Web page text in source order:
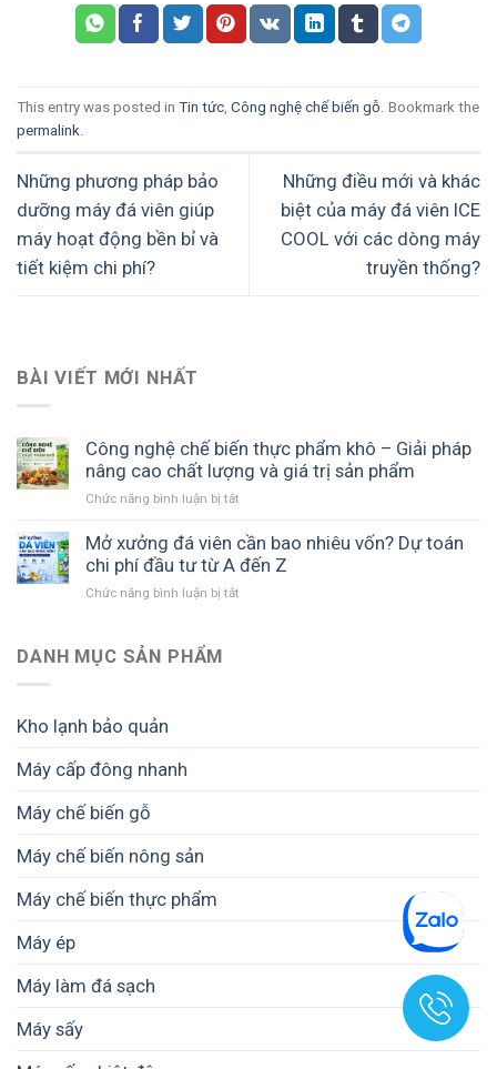
This entry was posted in Tin tức Công nghệ chế biến gỗ . Bookmark the
permalink
Những phương pháp bảo
dưỡng máy đá viên giúp
máy hoạt động bền bỉ và
tiết kiệm chi phí?
Những điều mới và khác
biệt của máy đá viên ICE
COOL với các dòng máy
truyền thống?
BÀI VIẾT MỚI NHẤT
Công nghệ chế biến thực phẩm khô – Giải pháp
nâng cao chất lượng và giá trị sản phẩm
Chức năng bình luận bị tắt
nghệ
chế
biến
Mở xưởng đá viên cần bao nhiêu vốn? Dự toán
chi phí đầu tư từ A đến Z
Chức năng bình luận bị tắt
DANH MỤC SẢN PHẨM
Kho lạnh bảo quản
Máy cấp đông nhanh
Máy chế biến gỗ
Máy chế biến nông sản
Máy chế biến thực phẩm
Máy ép
Máy làm đá sạch
Máy sấy